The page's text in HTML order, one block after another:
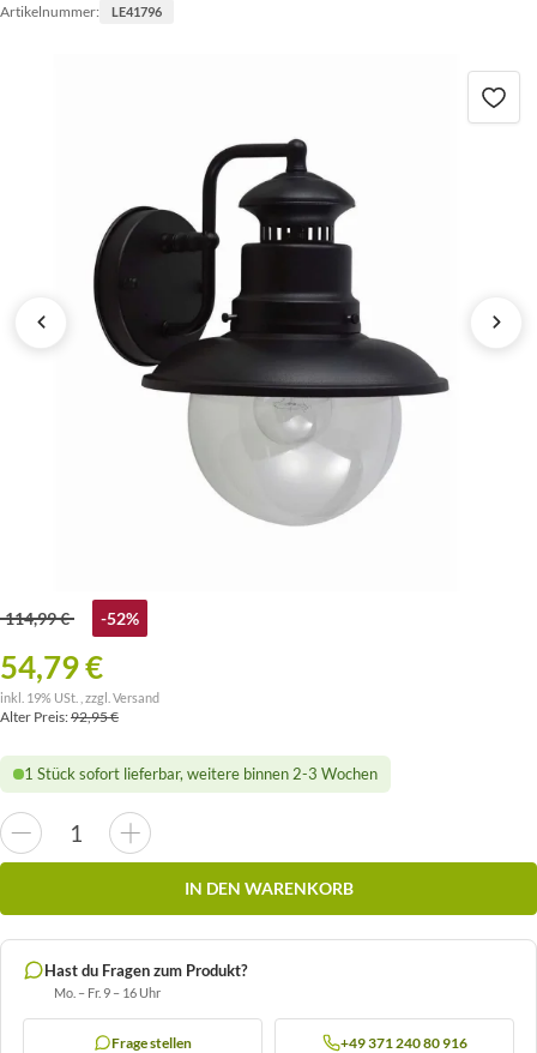
Artikelnummer: LE41796
114,99 € -52%
54,79 €
inkl. 19% USt. , zzgl. Versand
Alter Preis:92,95 €
1 Stück sofort lieferbar, weitere binnen 2-3 Wochen
IN DEN WARENKORB
Hast du Fragen zum Produkt?
Mo. – Fr. 9 – 16 Uhr
Frage stellen +49 371 240 80 916